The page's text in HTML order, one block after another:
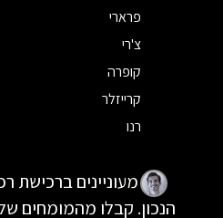
פרארי
צ'רי
קופרה
קרייזלר
רנו
מעוניינים ברכישת
הנכון. קבלו מהמומחים